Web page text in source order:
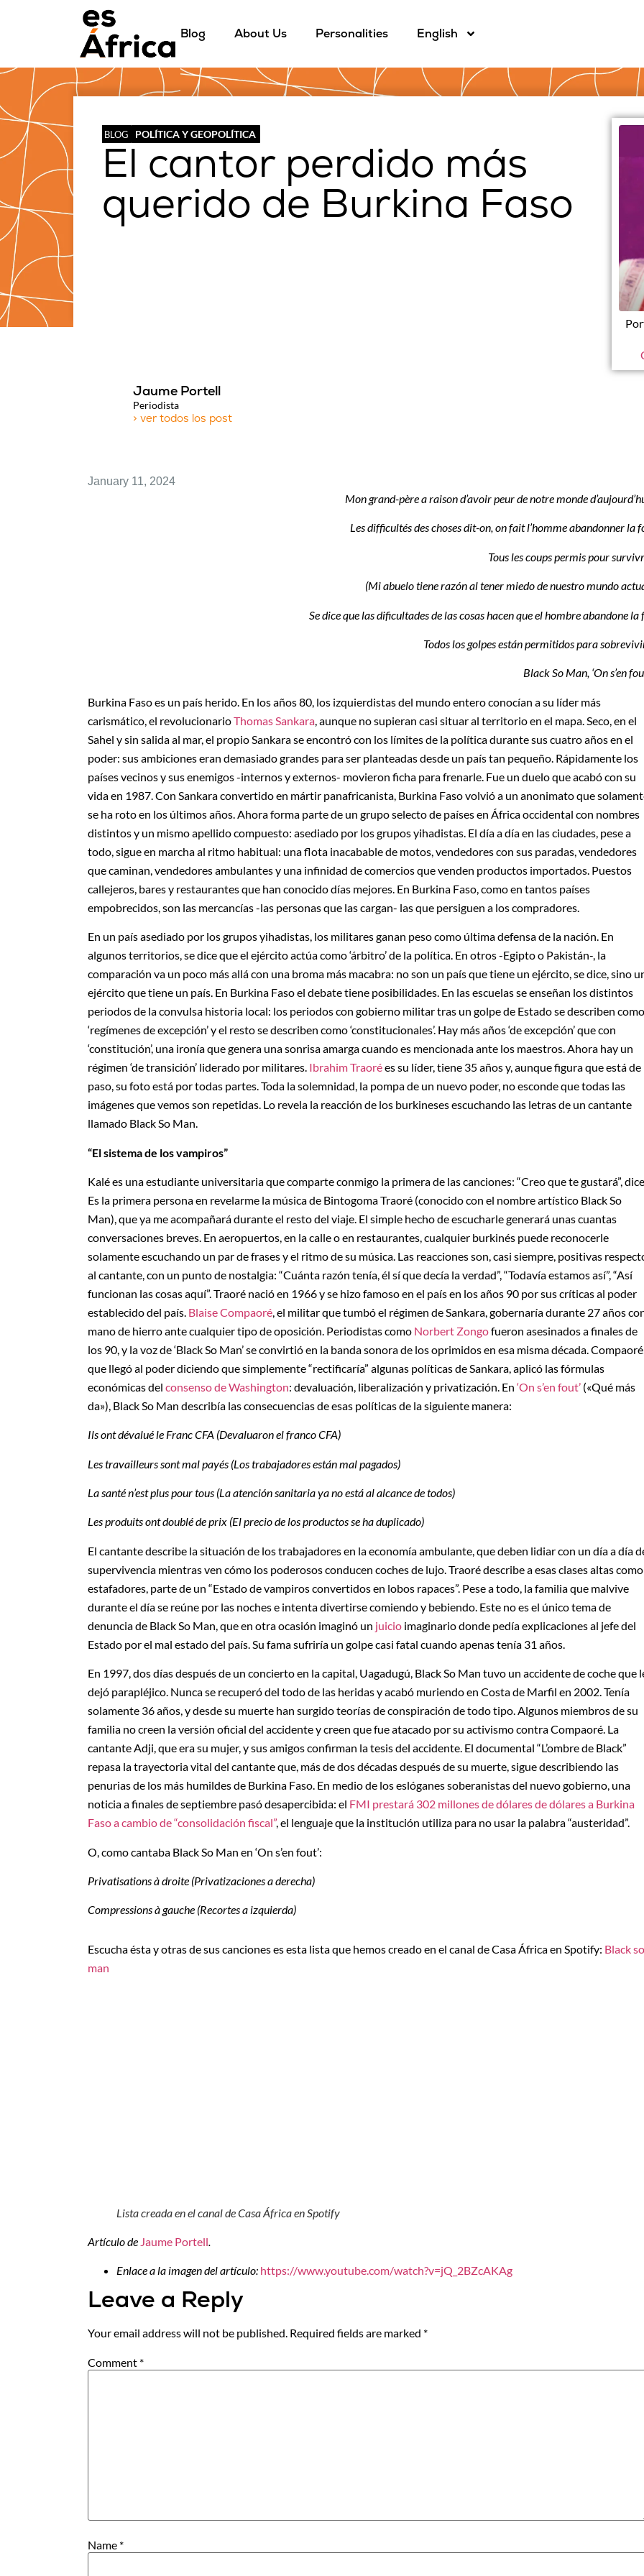
Blog About Us Personalities English
BLOG POLÍTICA Y GEOPOLÍTICA
El cantor perdido más
querido de Burkina Faso
Jaume Portell
Periodista
> ver todos los post
January 11, 2024
Mon grand-père a raison d’avoir peur de notre monde
Les difficultés des choses dit-on, on fait l’homme abandonner la
Tous les coups permis pour
(Mi abuelo tiene razón al tener miedo de nuestro mundo
Se dice que las dificultades de las cosas hacen que el hombre abandone la
Todos los golpes están permitidos para
Black So Man, ‘On s’en
Burkina Faso es un país herido. En los años 80, los izquierdistas del mundo entero conocían a su líder más
carismático, el revolucionarioThomas Sankara , aunque no supieran casi situar al territorio en el mapa. Seco, en el
Sahel y sin salida al mar, el propio Sankara se encontró con los límites de la política durante sus cuatro años en el
poder: sus ambiciones eran demasiado grandes para ser planteadas desde un país tan pequeño. Rápidamente los
países vecinos y sus enemigos -internos y externos- movieron ficha para frenarle. Fue un duelo que acabó con su
vida en 1987. Con Sankara convertido en mártir panafricanista, Burkina Faso volvió a un anonimato que
se ha roto en los últimos años. Ahora forma parte de un grupo selecto de países en África occidental con nombres
distintos y un mismo apellido compuesto: asediado por los grupos yihadistas. El día a día en las ciudades, pese a
todo, sigue en marcha al ritmo habitual: una flota inacabable de motos, vendedores con sus paradas, vendedores
que caminan, vendedores ambulantes y una infinidad de comercios que venden productos importados. Puestos
callejeros, bares y restaurantes que han conocido días mejores. En Burkina Faso, como en tantos países
empobrecidos, son las mercancías -las personas que las cargan- las que persiguen a los compradores.
En un país asediado por los grupos yihadistas, los militares ganan peso como última defensa de la nación. En
algunos territorios, se dice que el ejército actúa como ‘árbitro’ de la política. En otros -Egipto o Pakistán-, la
comparación va un poco más allá con una broma más macabra: no son un país que tiene un ejército, se dice, sino
ejército que tiene un país. En Burkina Faso el debate tiene posibilidades. En las escuelas se enseñan los distintos
periodos de la convulsa historia local: los periodos con gobierno militar tras un golpe de Estado se describen como
‘regímenes de excepción’ y el resto se describen como ‘constitucionales’. Hay más años ‘de excepción’ que con
‘constitución’, una ironía que genera una sonrisa amarga cuando es mencionada ante los maestros. Ahora hay un
régimen ‘de transición’ liderado por militares. Ibrahim Traorées su líder, tiene 35 años y, aunque figura que está de
paso, su foto está por todas partes. Toda la solemnidad, la pompa de un nuevo poder, no esconde que todas las
imágenes que vemos son repetidas. Lo revela la reacción de los burkineses escuchando las letras de un cantante
llamado Black So Man.
“El sistema de los vampiros”
Kalé es una estudiante universitaria que comparte conmigo la primera de las canciones: “Creo que te gustará”,
Es la primera persona en revelarme la música de Bintogoma Traoré (conocido con el nombre artístico Black So
Man), que ya me acompañará durante el resto del viaje. El simple hecho de escucharle generará unas cuantas
conversaciones breves. En aeropuertos, en la calle o en restaurantes, cualquier burkinés puede reconocerle
solamente escuchando un par de frases y el ritmo de su música. Las reacciones son, casi siempre, positivas
al cantante, con un punto de nostalgia: “Cuánta razón tenía, él sí que decía la verdad”, “Todavía estamos así”, “Así
funcionan las cosas aquí”. Traoré nació en 1966 y se hizo famoso en el país en los años 90 por sus críticas al poder
establecido del país. Blaise Compaoré, el militar que tumbó el régimen de Sankara, gobernaría durante 27 años
mano de hierro ante cualquier tipo de oposición. Periodistas como Norbert Zongofueron asesinados a finales de
los 90, y la voz de ‘Black So Man’ se convirtió en la banda sonora de los oprimidos en esa misma década.
que llegó al poder diciendo que simplemente “rectificaría” algunas políticas de Sankara, aplicó las fórmulas
económicas del consenso de Washington: devaluación, liberalización y privatización. En ‘On s’en fout’ («Qué más
da»), Black So Man describía las consecuencias de esas políticas de la siguiente manera:
Ils ont dévalué le Franc CFA (Devaluaron el franco CFA)
Les travailleurs sont mal payés (Los trabajadores están mal pagados)
La santé n’est plus pour tous (La atención sanitaria ya no está al alcance de todos)
Les produits ont doublé de prix (El precio de los productos se ha duplicado)
El cantante describe la situación de los trabajadores en la economía ambulante, que deben lidiar con un día a día
supervivencia mientras ven cómo los poderosos conducen coches de lujo. Traoré describe a esas clases altas como
estafadores, parte de un “Estado de vampiros convertidos en lobos rapaces”. Pese a todo, la familia que malvive
durante el día se reúne por las noches e intenta divertirse comiendo y bebiendo. Este no es el único tema de
denuncia de Black So Man, que en otra ocasión imaginó un juicio imaginario donde pedía explicaciones al jefe del
Estado por el mal estado del país. Su fama sufriría un golpe casi fatal cuando apenas tenía 31 años.
En 1997, dos días después de un concierto en la capital, Uagadugú, Black So Man tuvo un accidente de coche que
dejó parapléjico. Nunca se recuperó del todo de las heridas y acabó muriendo en Costa de Marfil en 2002. Tenía
solamente 36 años, y desde su muerte han surgido teorías de conspiración de todo tipo. Algunos miembros de su
familia no creen la versión oficial del accidente y creen que fue atacado por su activismo contra Compaoré. La
cantante Adji, que era su mujer, y sus amigos confirman la tesis del accidente. El documental “L’ombre de Black”
repasa la trayectoria vital del cantante que, más de dos décadas después de su muerte, sigue describiendo las
penurias de los más humildes de Burkina Faso. En medio de los eslóganes soberanistas del nuevo gobierno, una
noticia a finales de septiembre pasó desapercibida: el FMI prestará 302 millones de dólares de dólares a Burkina
Faso a cambio de “consolidación fiscal”, el lenguaje que la institución utiliza para no usar la palabra “austeridad”.
O, como cantaba Black So Man en ‘On s’en fout’:
Privatisations à droite (Privatizaciones a derecha)
Compressions à gauche (Recortes a izquierda)
Escucha ésta y otras de sus canciones es esta lista que hemos creado en el canal de Casa África en Spotify: Black so
man
Lista creada en el canal de Casa África en Spotify
Artículo de Jaume Portell.
Enlace a la imagen del artículo: https://www.youtube.com/watch?v=jQ_2BZcAKAg
Leave a Reply
Your email address will not be published. Required fields are marked *
Comment *
Name *